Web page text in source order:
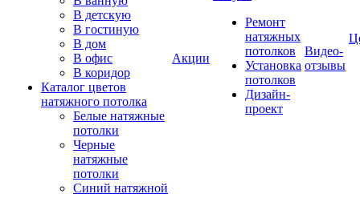
В детскую
В гостиную
В дом
В офис
В коридор
Каталог цветов
натяжного потолка
Белые натяжные
потолки
Черные
натяжные
потолки
Синий натяжной
Акции
Ремонт
натяжных
потолков
Установка
потолков
Дизайн-
проект
Видео-
отзывы